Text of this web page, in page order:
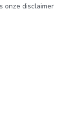
onze disclaimer